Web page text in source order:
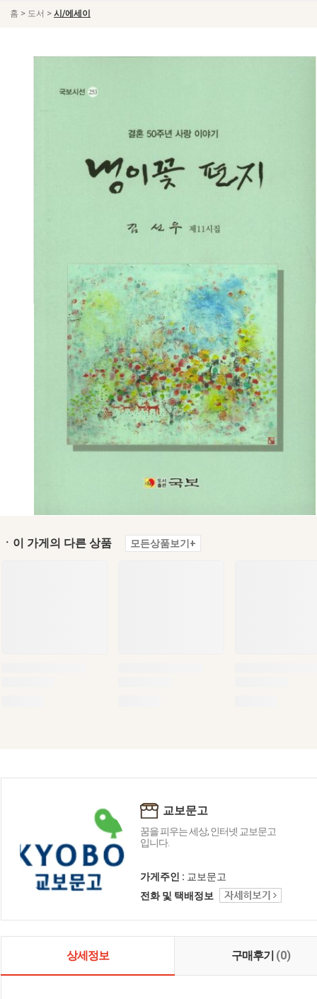
홈 > 도서 > 시/에세이
ㆍ이 가게의 다른 상품 모든상품보기+
교보문고
꿈을 피우는 세상, 인터넷 교보문고
입니다.
가게주인 : 교보문고
전화 및 택배정보
상세정보 구매후기 (0)